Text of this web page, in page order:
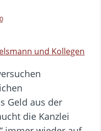
und Kollegen
Geld aus der
die Kanzlei